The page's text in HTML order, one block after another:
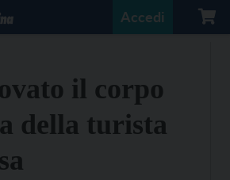
Accedi
il corpo
della turista